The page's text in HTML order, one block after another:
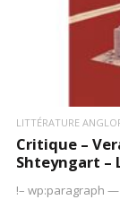
LITTÉRATURE
Critique –
Shteyngart –
!– wp:paragraph —